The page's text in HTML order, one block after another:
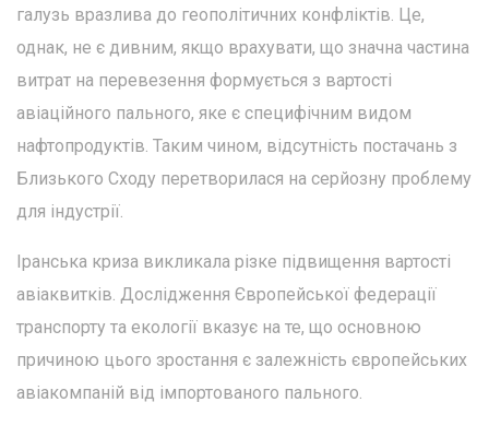
галузь вразлива до геополітичних конфліктів. Це,
однак, не є дивним, якщо врахувати, що значна частина
витрат на перевезення формується з вартості
авіаційного пального, яке є специфічним видом
нафтопродуктів. Таким чином, відсутність постачань з
Близького Сходу перетворилася на серйозну проблему
для індустрії.
Іранська криза викликала різке підвищення вартості
авіаквитків. Дослідження Європейської федерації
транспорту та екології вказує на те, що основною
причиною цього зростання є залежність європейських
авіакомпаній від імпортованого пального.